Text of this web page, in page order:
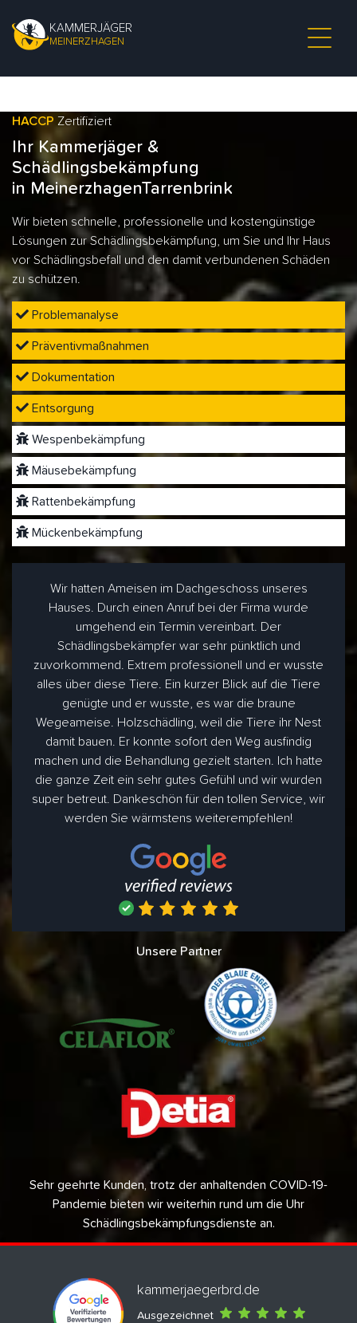
KAMMERJÄGER
MEINERZHAGEN
HACCP Zertifiziert
Ihr Kammerjäger &
Schädlingsbekämpfung
in MeinerzhagenTarrenbrink
Wir bieten schnelle, professionelle und kostengünstige
Lösungen zur Schädlingsbekämpfung, um Sie und Ihr Haus
vor Schädlingsbefall und den damit verbundenen Schäden
zu schützen.
Problemanalyse
Präventivmaßnahmen
Dokumentation
Entsorgung
Wespenbekämpfung
Mäusebekämpfung
Rattenbekämpfung
Mückenbekämpfung
Wir hatten Ameisen im Dachgeschoss unseres
Hauses. Durch einen Anruf bei der Firma wurde
umgehend ein Termin vereinbart. Der
Schädlingsbekämpfer war sehr pünktlich und
zuvorkommend. Extrem professionell und er wusste
alles über diese Tiere. Ein kurzer Blick auf die Tiere
genügte und er wusste, es war die braune
Wegeameise. Holzschädling, weil die Tiere ihr Nest
damit bauen. Er konnte sofort den Weg ausfindig
machen und die Behandlung gezielt starten. Ich hatte
die ganze Zeit ein sehr gutes Gefühl und wir wurden
super betreut. Dankeschön für den tollen Service, wir
werden Sie wärmstens weiterempfehlen!
Unsere Partner
Sehr geehrte Kunden, trotz der anhaltenden COVID-19-
Pandemie bieten wir weiterhin rund um die Uhr
Schädlingsbekämpfungsdienste an.
kammerjaegerbrd.de
Ausgezeichnet